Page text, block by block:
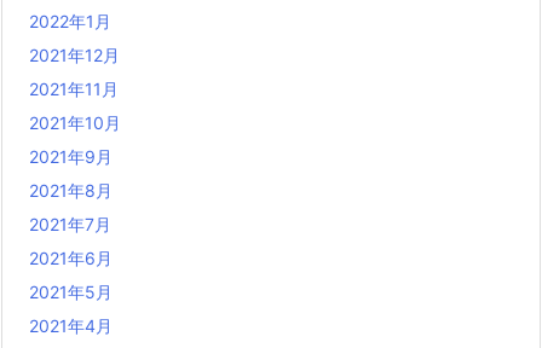
2022年1月
2021年12月
2021年11月
2021年10月
2021年9月
2021年8月
2021年7月
2021年6月
2021年5月
2021年4月